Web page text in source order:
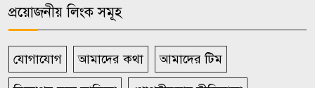
প্রয়োজনীয় লিংক সমূহ
যোগাযোগ আমাদের কথা আমাদের টিম